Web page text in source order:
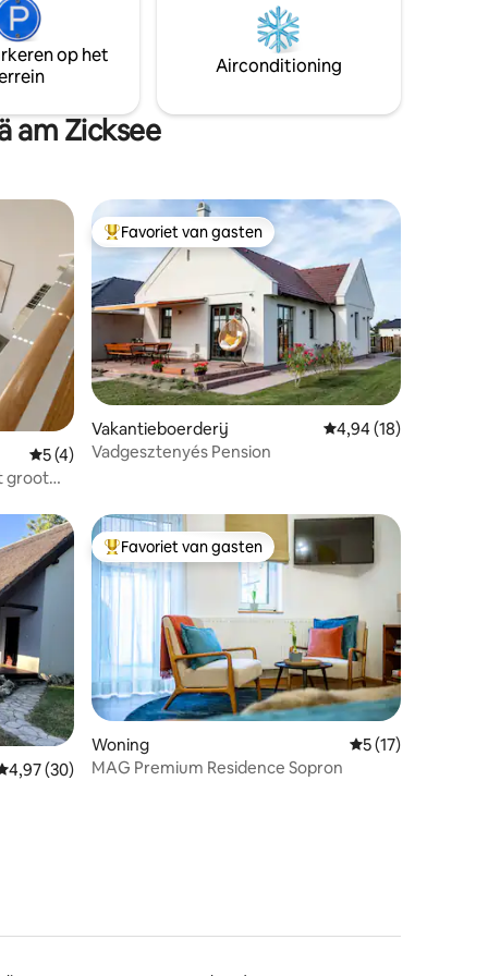
PrimeVideo, HBO, YouTube...) - gratis
parkeren (maximaal 4 auto's) -
Airconditioning - BBQ-grill (houtskool) -
handdoeken, beddengoed,
op het
Airconditioning
am Zicksee
Gemiddelde beoordeling van 5 op 5, 4 recensies
5 (4)
groot
Topfavoriet van gasten
Favoriet van gasten
Vakantieboerderij Gemiddelde
4,94 (18)
Vadgesztenyés Pension
beoordeling van 4,97 op 5, 30 recensies
4,97 (30)
Topfavoriet van gasten
Favoriet van gasten
Woning Gemiddelde
5 (17)
MAG Premium Residence Sopron